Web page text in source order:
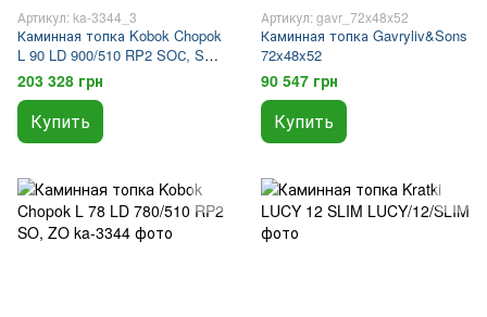
Артикул: ka-3344_3
Каминная топка Kobok Chopok
L 90 LD 900/510 RP2 SOС, SM,
KRO-CH-A 4S
203 328 грн
Купить
Артикул: gavr_72x48x52
Каминная топка Gavryliv&Sons
72x48x52
90 547 грн
Купить